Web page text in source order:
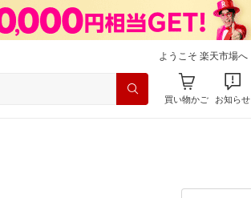
ようこそ 楽天市場へ
買い物かご お知らせ